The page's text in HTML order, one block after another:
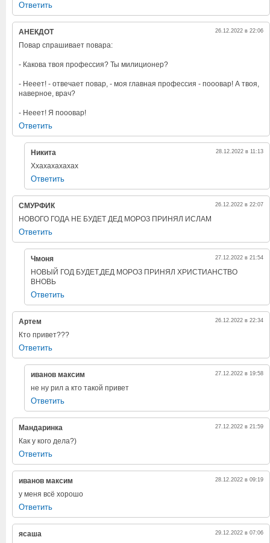
Ответить
АНЕКДОТ 26.12.2022 в 22:06
Повар спрашивает повара:
- Какова твоя профессия? Ты милиционер?
- Нееет! - отвечает повар, - моя главная профессия - пооовар! А твоя,
наверное, врач?
- Нееет! Я пооовар!
Ответить
Никита 28.12.2022 в 11:13
Ххахахахахах
Ответить
СМУРФИК 26.12.2022 в 22:07
НОВОГО ГОДА НЕ БУДЕТ ДЕД МОРОЗ ПРИНЯЛ ИСЛАМ
Ответить
Чмоня 27.12.2022 в 21:54
НОВЫЙ ГОД БУДЕТ,ДЕД МОРОЗ ПРИНЯЛ ХРИСТИАНСТВО
ВНОВЬ
Ответить
Артем 26.12.2022 в 22:34
Кто привет???
Ответить
иванов максим 27.12.2022 в 19:58
не ну рил а кто такой привет
Ответить
Мандаринка 27.12.2022 в 21:59
Как у кого дела?)
Ответить
иванов максим 28.12.2022 в 09:19
у меня всё хорошо
Ответить
ясаша 29.12.2022 в 07:06